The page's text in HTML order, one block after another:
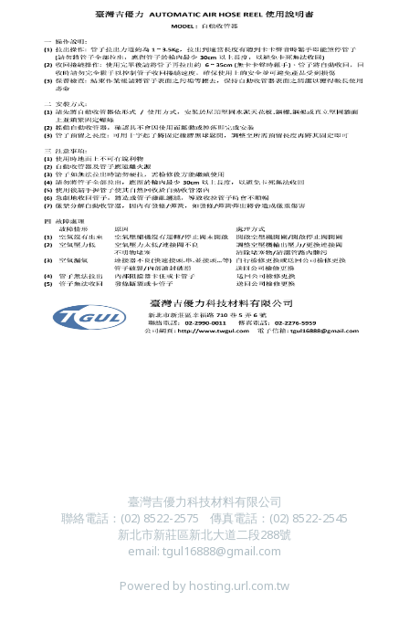
臺灣吉優力科技材料有限公司
聯絡電話： (02) 8522-2575 傳真電話： (02) 8522-2545
新北市新莊區新北大道二段288號
email: tgul16888@gmail.com
Powered by hosting.url.com.tw